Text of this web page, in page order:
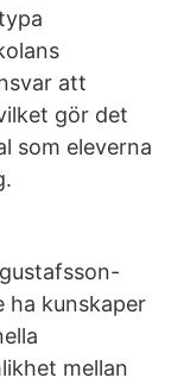
att
gör det
som eleverna
ha kunskaper
mellan